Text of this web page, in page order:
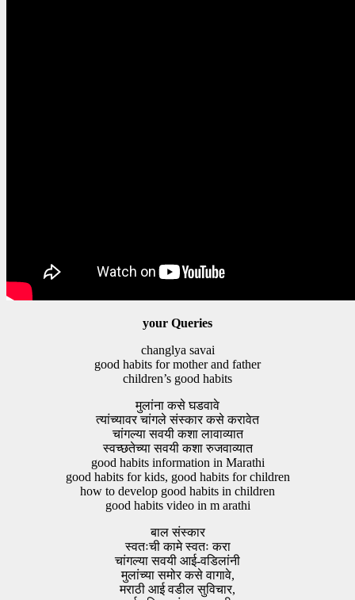
your Queries
changlya savai
good habits for mother and father
children’s good habits
मुलांना कसे घडवावे
त्यांच्यावर चांगले संस्कार कसे करावेत
चांगल्या सवयी कशा लावाव्यात
स्वच्छतेच्या सवयी कशा रुजवाव्यात
good habits information in Marathi
good habits for kids, good habits for children
how to develop good habits in children
good habits video in m arathi
बाल संस्कार
स्वतःची कामे स्वतः करा
चांगल्या सवयी आई-वडिलांनी
मुलांच्या समोर कसे वागावे,
मराठी आई वडील सुविचार,